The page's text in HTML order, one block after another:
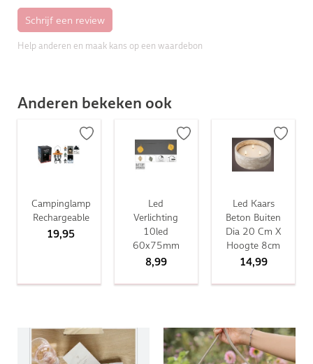
Help anderen en maak kans op een waardebon
Anderen bekeken ook
Campinglamp
Rechargeable
19,95
Led
Verlichting
10led
60x75mm
8,99
Led Kaars
Beton Buiten
Dia 20 Cm X
Hoogte 8cm
14,99